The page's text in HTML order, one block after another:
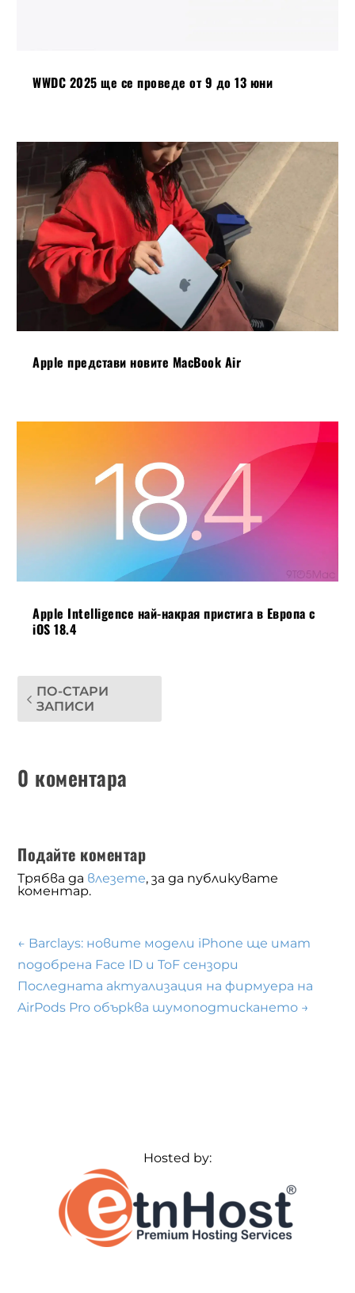
WWDC 2025 ще се проведе от 9 до 13 юни
Apple представи новите MacBook Air
Apple Intelligence най-накрая пристига в Европа с
iOS 18.4
ПО-СТАРИ
ЗАПИСИ
0 коментара
Подайте коментар
Трябва да влезете, за да публикувате
коментар.
← Barclays: новите модели iPhone ще имат
подобрена Face ID и ToF сензори
Последната актуализация на фирмуера на
AirPods Pro обърква шумоподтискането →
Hosted by: